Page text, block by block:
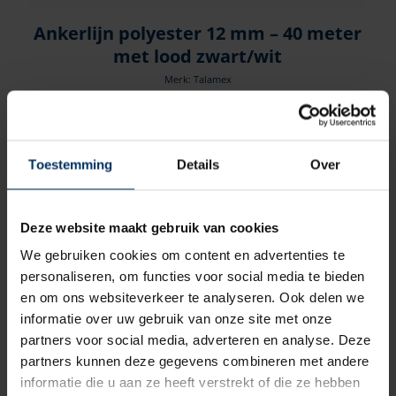
Toestemming Details Over
Deze website maakt gebruik van cookies
We gebruiken cookies om content en advertenties te
personaliseren, om functies voor social media te bieden
en om ons websiteverkeer te analyseren. Ook delen we
informatie over uw gebruik van onze site met onze
partners voor social media, adverteren en analyse. Deze
partners kunnen deze gegevens combineren met andere
informatie die u aan ze heeft verstrekt of die ze hebben
Ankerlijn polyester 12 mm – 40 meter
met lood zwart/wit
Merk: Talamex